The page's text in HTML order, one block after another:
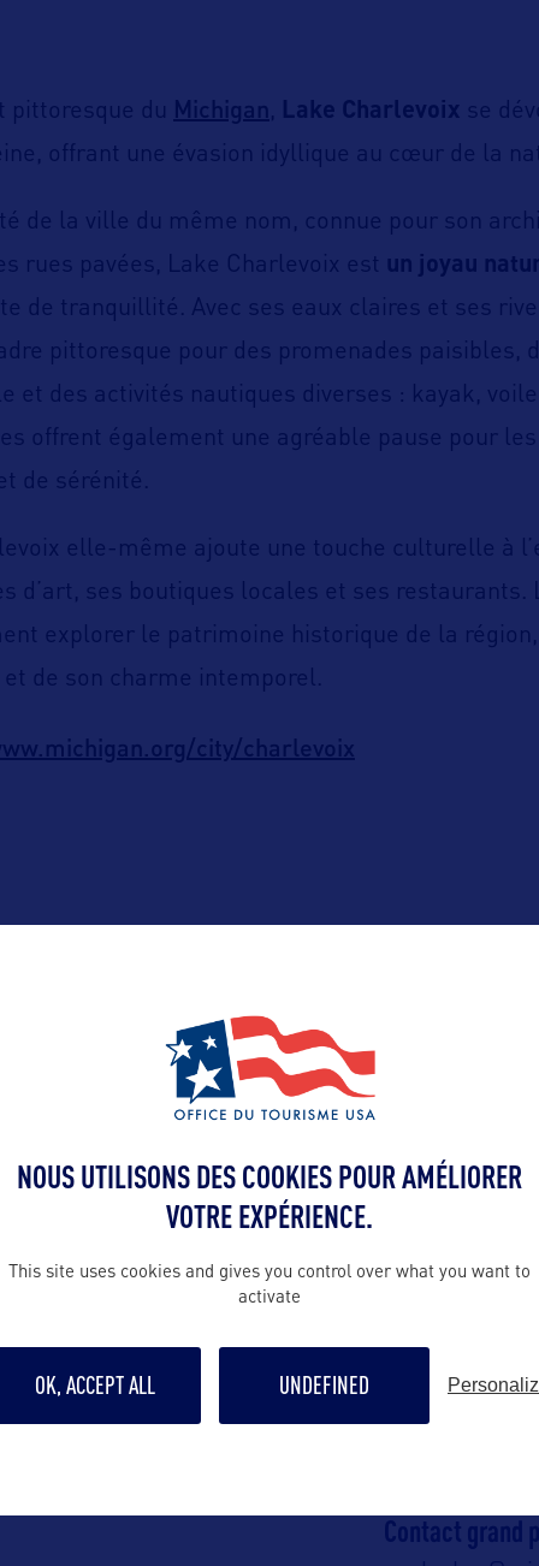
pittoresque du Michigan , Lake Charlevoix se
offrant une évasion idyllique au cœur de la
de la ville du même nom, connue pour son
rues pavées, Lake Charlevoix est un joyau
de tranquillité. Avec ses eaux claires et ses
pittoresque pour des promenades paisibles,
et des activités nautiques diverses : kayak,
offrent également une agréable pause pour
de sérénité.
elle-même ajoute une touche culturelle à
d’art, ses boutiques locales et ses restaurants.
explorer le patrimoine historique de la
et de son charme intemporel.
city/charlevoix
ALLEZ PLUS LOIN
DE TOURISME LOCAL CONTACT DE
:
Square
48913 – USA
Contact presse
Contact pro
Contact grand
NOUS UTILISONS DES COOKIES POUR AMÉLIORER
VOTRE EXPÉRIENCE.
This site uses cookies and gives you control over what you want to
activate
OK, ACCEPT ALL UNDEFINED